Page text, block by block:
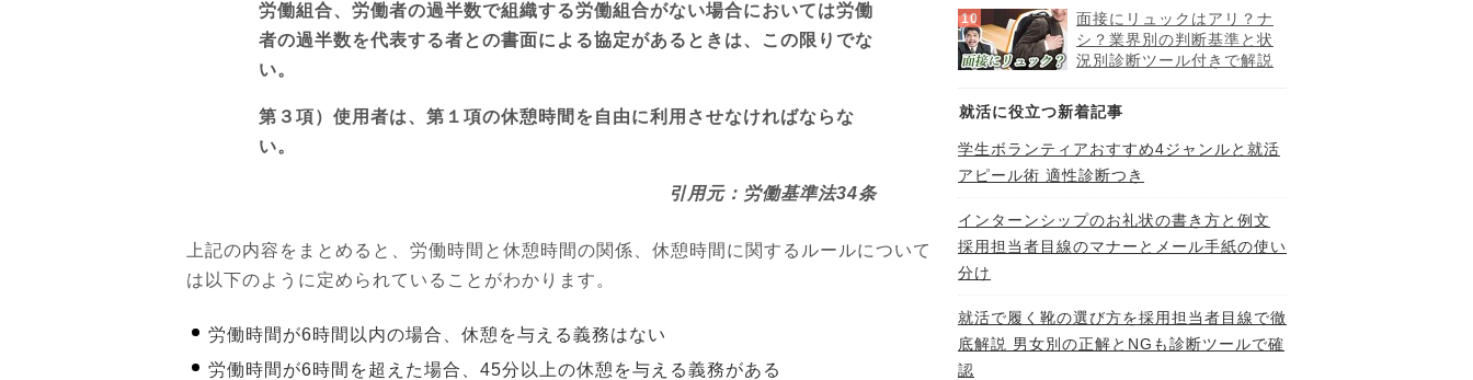
労働組合、労働者の過半数で組織する労働組合がない場合においては労働
者の過半数を代表する者との書面による協定があるときは、この限りでな
い。
第３項）使用者は、第１項の休憩時間を自由に利用させなければならな
い。
引用元：労働基準法34条
上記の内容をまとめると、労働時間と休憩時間の関係、休憩時間に関するルールについて
は以下のように定められていることがわかります。
労働時間が6時間以内の場合、休憩を与える義務はない
労働時間が6時間を超えた場合、45分以上の休憩を与える義務がある
面接にリュックはアリ？ナ
シ？業界別の判断基準と状
況別診断ツール付きで解説
就活に役立つ新着記事
学生ボランティアおすすめ4ジャンルと就活
アピール術 適性診断つき
インターンシップのお礼状の書き方と例文
採用担当者目線のマナーとメール手紙の使い
分け
就活で履く靴の選び方を採用担当者目線で徹
底解説 男女別の正解とNGも診断ツールで確
認